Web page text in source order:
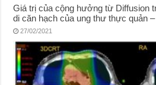
Giá trị của cộng hưởng từ Diffusion
di căn hạch của ung thư thực quản
27/02/2021